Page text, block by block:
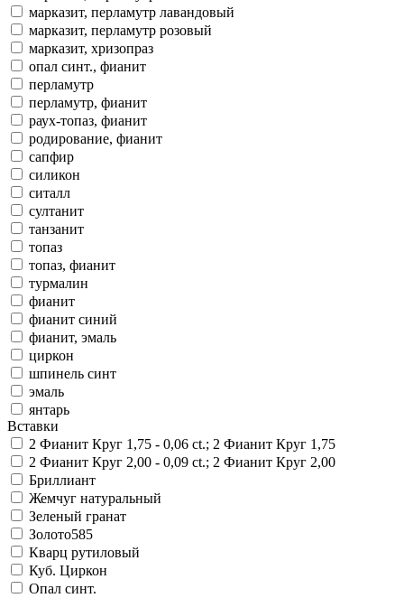
марказит, перламутр лавандовый
марказит, перламутр розовый
марказит, хризопраз
опал синт., фианит
перламутр
перламутр, фианит
раух-топаз, фианит
родирование, фианит
сапфир
силикон
ситалл
султанит
танзанит
топаз
топаз, фианит
турмалин
фианит
фианит синий
фианит, эмаль
циркон
шпинель синт
эмаль
янтарь
Вставки
2 Фианит Круг 1,75 - 0,06 ct.; 2 Фианит Круг 1,75
2 Фианит Круг 2,00 - 0,09 ct.; 2 Фианит Круг 2,00
Бриллиант
Жемчуг натуральный
Зеленый гранат
Золото585
Кварц рутиловый
Куб. Циркон
Опал синт.